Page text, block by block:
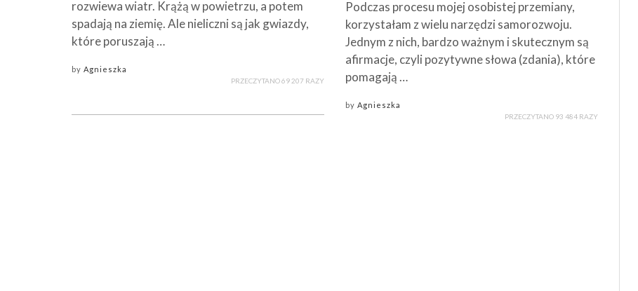
rozwiewa wiatr. Krążą w powietrzu, a potem
spadają na ziemię. Ale nieliczni są jak gwiazdy,
które poruszają …
by Agnieszka
PRZECZYTANO 69 207 RAZY
Podczas procesu mojej osobistej przemiany,
korzystałam z wielu narzędzi samorozwoju.
Jednym z nich, bardzo ważnym i skutecznym są
afirmacje, czyli pozytywne słowa (zdania), które
pomagają …
by Agnieszka
PRZECZYTANO 93 484 RAZY